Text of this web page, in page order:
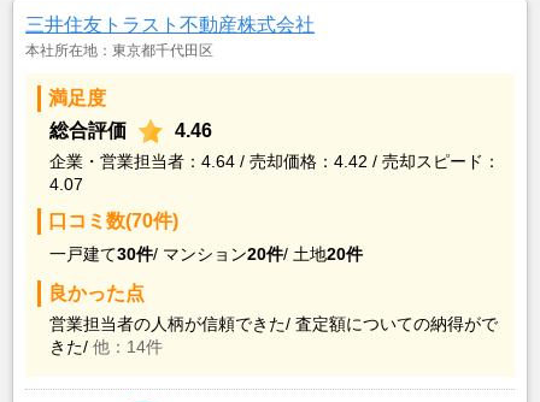
結んだ。
三井住友トラスト不動産株式会社
本社所在地：東京都千代田区
満足度
総合評価
4.46
企業・営業担当者：4.64 / 売却価格：4.42 / 売却スピード：
4.07
口コミ数(70件)
一戸建て30件/ マンション20件/ 土地20件
良かった点
営業担当者の人柄が信頼できた/ 査定額についての納得がで
きた/ 他：14件